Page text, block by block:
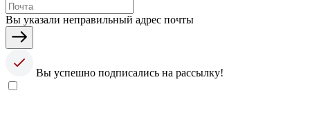
Вы указали неправильный адрес почты
Вы успешно подписались на рассылку!